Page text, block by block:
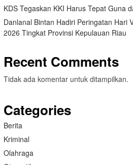
KDS Tegaskan KKI Harus Tepat Guna
Danlanal Bintan Hadiri Peringatan Hari
2026 Tingkat Provinsi Kepulauan Riau
Recent Comments
Tidak ada komentar untuk ditampilkan.
Categories
Berita
Kriminal
Olahraga